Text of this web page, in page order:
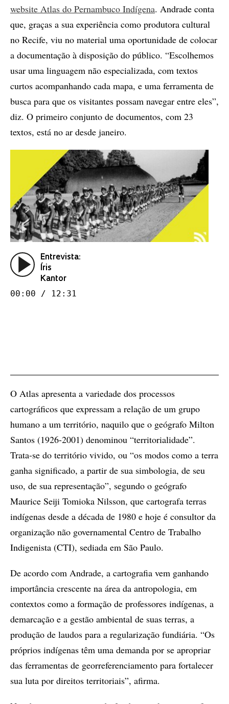
website Atlas do Pernambuco Indígena. Andrade conta
que, graças a sua experiência como produtora cultural
no Recife, viu no material uma oportunidade de colocar
a documentação à disposição do público. “Escolhemos
usar uma linguagem não especializada, com textos
curtos acompanhando cada mapa, e uma ferramenta de
busca para que os visitantes possam navegar entre eles”,
diz. O primeiro conjunto de documentos, com 23
textos, está no ar desde janeiro.
Entrevista:
Íris
Kantor
00:00 / 12:31
O Atlas apresenta a variedade dos processos
cartográficos que expressam a relação de um grupo
humano a um território, naquilo que o geógrafo Milton
Santos (1926-2001) denominou “territorialidade”.
Trata-se do território vivido, ou “os modos como a terra
ganha significado, a partir de sua simbologia, de seu
uso, de sua representação”, segundo o geógrafo
Maurice Seiji Tomioka Nilsson, que cartografa terras
indígenas desde a década de 1980 e hoje é consultor da
organização não governamental Centro de Trabalho
Indigenista (CTI), sediada em São Paulo.
De acordo com Andrade, a cartografia vem ganhando
importância crescente na área da antropologia, em
contextos como a formação de professores indígenas, a
demarcação e a gestão ambiental de suas terras, a
produção de laudos para a regularização fundiária. “Os
próprios indígenas têm uma demanda por se apropriar
das ferramentas de georreferenciamento para fortalecer
sua luta por direitos territoriais”, afirma.